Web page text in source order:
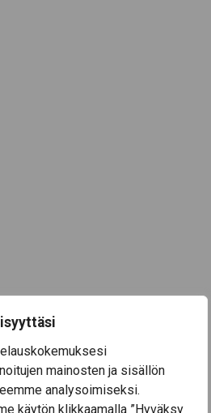
mainosten ja sisällön
analysoimiseksi.
käytön klikkaamalla ”Hyväksy
asiointiin